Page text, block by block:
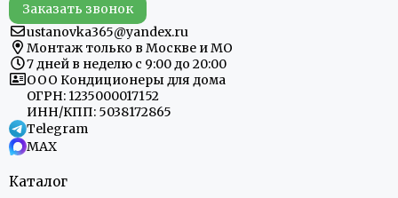
Заказать звонок
ustanovka365@yandex.ru
Монтаж только в Москве и МО
7 дней в неделю с 9:00 до 20:00
ООО Кондиционеры для дома
ОГРН: 1235000017152
ИНН/КПП: 5038172865
Telegram
MAX
Каталог